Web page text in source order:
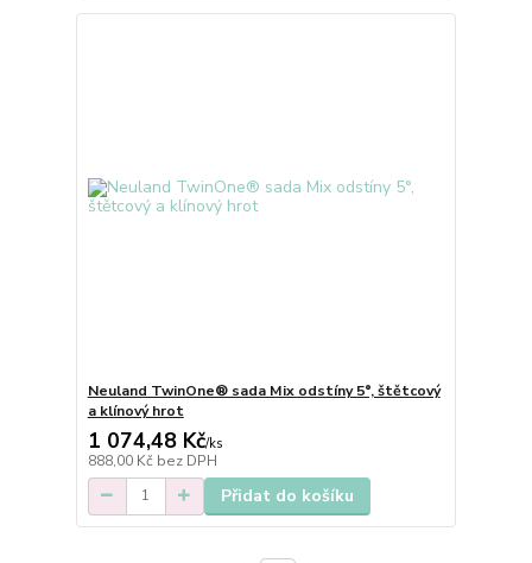
Neuland TwinOne® sada Mix odstíny 5°, štětcový
a klínový hrot
1 074,48 Kč/ks
888,00 Kč bez DPH
Přidat do košíku